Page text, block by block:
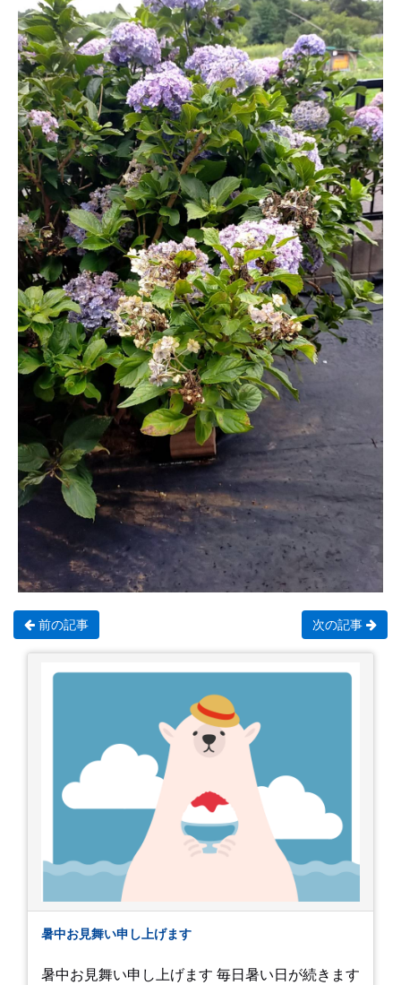
前の記事 次の記事
暑中お見舞い申し上げます
暑中お見舞い申し上げます 毎日暑い日が続きます